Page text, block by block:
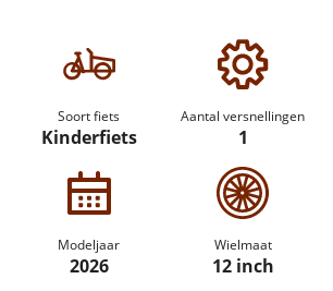
Soort fiets
Kinderfiets
Aantal versnellingen
1
Modeljaar
2026
Wielmaat
12 inch